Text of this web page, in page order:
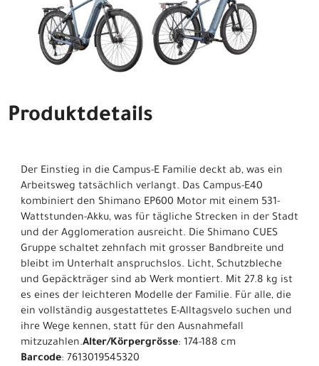
Produktdetails
Der Einstieg in die Campus-E Familie deckt ab, was ein
Arbeitsweg tatsächlich verlangt. Das Campus-E40
kombiniert den Shimano EP600 Motor mit einem 531-
Wattstunden-Akku, was für tägliche Strecken in der Stadt
und der Agglomeration ausreicht. Die Shimano CUES
Gruppe schaltet zehnfach mit grosser Bandbreite und
bleibt im Unterhalt anspruchslos. Licht, Schutzbleche
und Gepäckträger sind ab Werk montiert. Mit 27.8 kg ist
es eines der leichteren Modelle der Familie. Für alle, die
ein vollständig ausgestattetes E-Alltagsvelo suchen und
ihre Wege kennen, statt für den Ausnahmefall
mitzuzahlen.Alter/Körpergrösse: 174-188 cm
Barcode: 7613019545320